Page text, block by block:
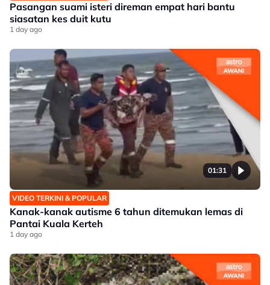
Pasangan suami isteri direman empat hari bantu
siasatan kes duit kutu
1 day ago
01:31
VIDEO TERKINI & POPULAR
Kanak-kanak autisme 6 tahun ditemukan lemas di
Pantai Kuala Kerteh
1 day ago